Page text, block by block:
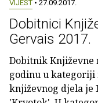
VIJEST • 27.09.2017.
Dobitnici
Gervais 2017.
Dobitnik Književne
godinu u kategoriji
književnog djela je